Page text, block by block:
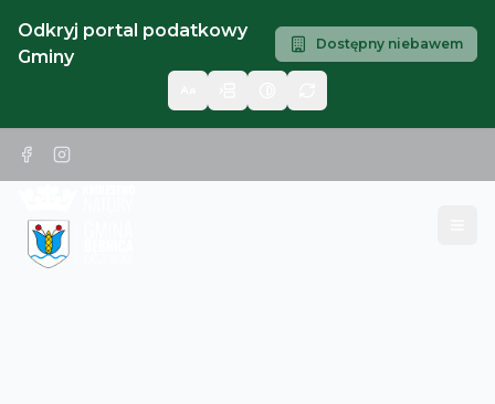
Odkryj portal podatkowy
Gminy
Dostępny niebawem